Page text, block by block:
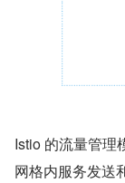
Istio 的流量管理
网格内服务发送